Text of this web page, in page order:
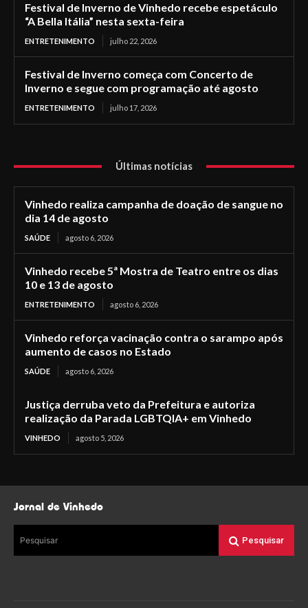
Festival de Inverno de Vinhedo recebe espetáculo
“A Bella Itália” nesta sexta-feira
ENTRETENIMENTO julho 22, 2026
Festival de Inverno começa com Concerto de
Inverno e segue com programação até agosto
ENTRETENIMENTO julho 17, 2026
Últimas notícias
Vinhedo realiza campanha de doação de sangue no
dia 14 de agosto
SAÚDE agosto 6, 2026
Vinhedo recebe 5ª Mostra de Teatro entre os dias
10 e 13 de agosto
ENTRETENIMENTO agosto 6, 2026
Vinhedo reforça vacinação contra o sarampo após
aumento de casos no Estado
SAÚDE agosto 6, 2026
Justiça derruba veto da Prefeitura e autoriza
realização da Parada LGBTQIA+ em Vinhedo
VINHEDO agosto 5, 2026
Jornal de Vinhedo
Pesquisar Pesquisar